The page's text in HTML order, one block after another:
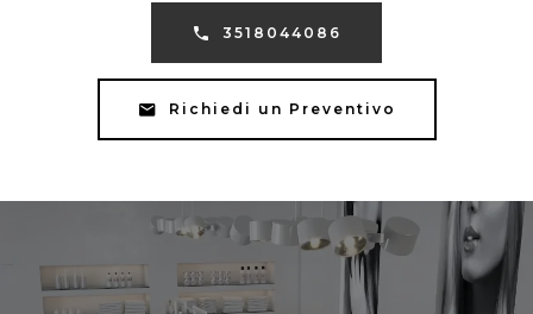
3518044086
Richiedi un Preventivo